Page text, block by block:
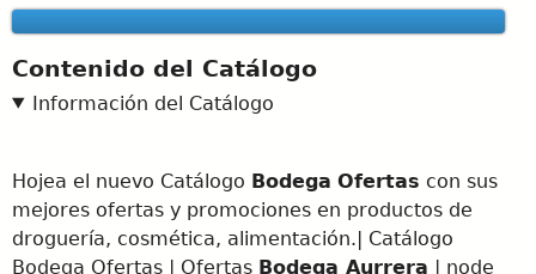
Contenido del Catálogo
Información del Catálogo
Hojea el nuevo Catálogo Bodega Ofertas con sus
mejores ofertas y promociones en productos de
droguería, cosmética, alimentación.| Catálogo
Bodega Ofertas | Ofertas Bodega Aurrera | node